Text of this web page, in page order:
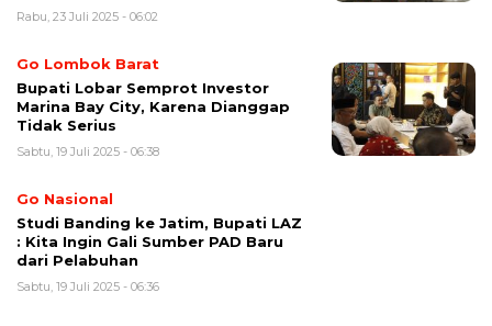
Rabu, 23 Juli 2025 - 06:02
Go Lombok Barat
Bupati Lobar Semprot Investor
Marina Bay City, Karena Dianggap
Tidak Serius
Sabtu, 19 Juli 2025 - 06:38
Go Nasional
Studi Banding ke Jatim, Bupati LAZ
: Kita Ingin Gali Sumber PAD Baru
dari Pelabuhan
Sabtu, 19 Juli 2025 - 06:36